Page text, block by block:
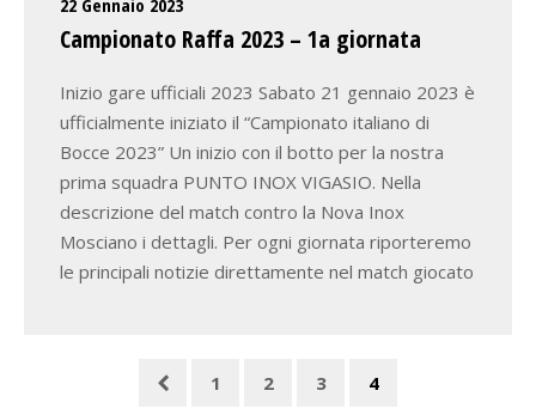
Campionato Raffa 2023 – 1a giornata
Inizio gare ufficiali 2023 Sabato 21 gennaio 2023 è
ufficialmente iniziato il “Campionato italiano di
Bocce 2023” Un inizio con il botto per la nostra
prima squadra PUNTO INOX VIGASIO. Nella
descrizione del match contro la Nova Inox
Mosciano i dettagli. Per ogni giornata riporteremo
le principali notizie direttamente nel match giocato
1 2 3 4